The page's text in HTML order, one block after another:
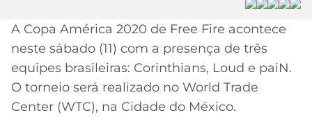
PROMOCIONAL
BETBOOM
CÓDIGO
DE
INDICAÇÃO
PALMEIRAS
CORINTHIANS
BRASILEIRÃO
SÉRIE
LIBERTADORES
MÍDIA
ESPORTIVA
MERCADO
BOLA
A Copa América 2020 de Free Fire acontece
neste sábado (11) com a presença de três
equipes brasileiras: Corinthians, Loud e paiN.
O torneio será realizado no World Trade
Center (WTC), na Cidade do México.